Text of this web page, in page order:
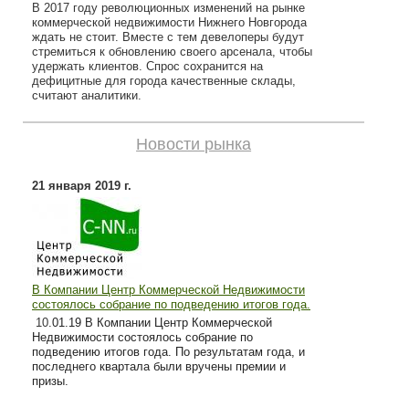
В 2017 году революционных изменений на рынке
коммерческой недвижимости Нижнего Новгорода
ждать не стоит. Вместе с тем девелоперы будут
стремиться к обновлению своего арсенала, чтобы
удержать клиентов. Спрос сохранится на
дефицитные для города качественные склады,
считают аналитики.
Новости рынка
21 января 2019 г.
В Компании Центр Коммерческой Недвижимости
состоялось собрание по подведению итогов года.
10.01.19 В Компании Центр Коммерческой
Недвижимости состоялось собрание по
подведению итогов года. По результатам года, и
последнего квартала были вручены премии и
призы.